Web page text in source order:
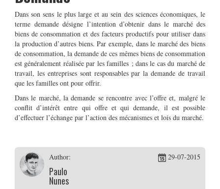
Dans son sens le plus large et au sein des sciences économiques, le
terme demande désigne l’intention d’obtenir dans le marché des
biens de consommation et des facteurs productifs pour utiliser dans
la production d’autres biens. Par exemple, dans le marché des biens
de consommation, la demande de ces mêmes biens de consommation
est généralement réalisée par les familles ; dans le cas du marché de
travail, les entreprises sont responsables par la demande de travail
que les familles ont pour offrir.
Dans le marché, la demande se rencontre avec l’offre et, malgré le
conflit d’intérêt entre qui offre et qui demande, il est possible
d’effectuer l’échange par l’action des mécanismes et lois du marché.
Author:
Paulo
Nunes
29-07-2015